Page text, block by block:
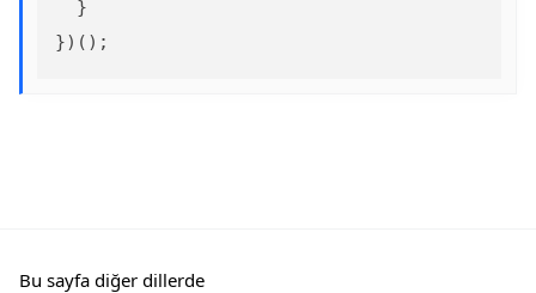
  }
Bu sayfa diğer dillerde